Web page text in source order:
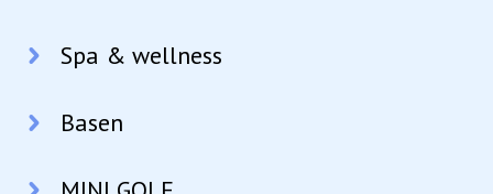
Spa & wellness
Basen